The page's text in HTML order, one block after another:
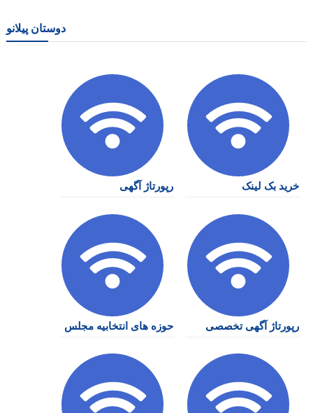
دوستان پیلانو
خرید بک لینک رپورتاژ آگهی
رپورتاژ آگهی تخصصی حوزه های انتخابیه مجلس